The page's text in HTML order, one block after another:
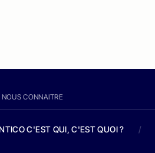
CONNAITRE
C'EST QUI, C'EST QUOI ? /